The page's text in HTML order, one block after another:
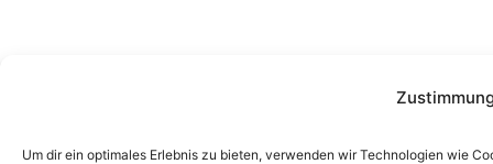
Um dir ein optimales Erlebnis zu bieten, verwenden wir Technologien wie